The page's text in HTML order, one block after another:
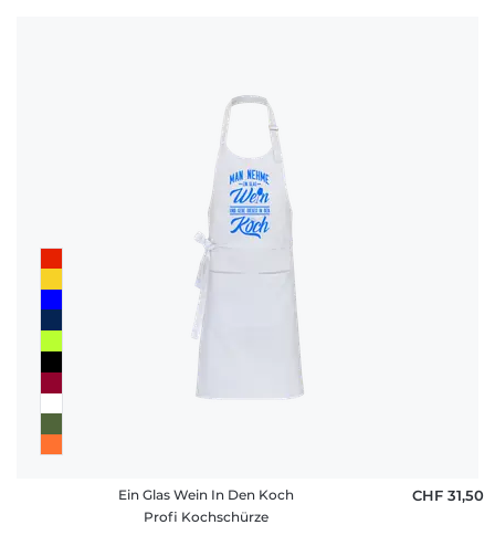
Ein Glas Wein In Den Koch
Profi Kochschürze
CHF 31,50